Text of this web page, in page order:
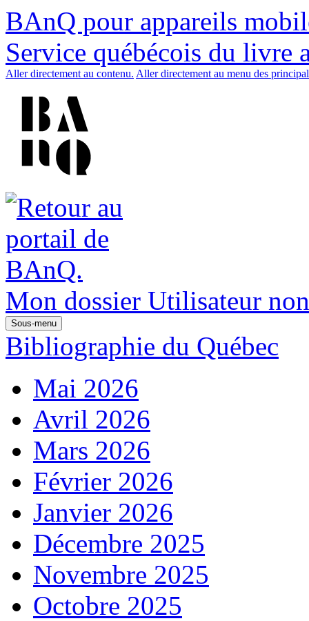
BAnQ pour appareils
Service québécois du livre
Aller directement au contenu. Aller directement au menu des
Mon dossier Utilisateur
Sous-menu
Bibliographie du Québec
Mai 2026
Avril 2026
Mars 2026
Février 2026
Janvier 2026
Décembre 2025
Novembre 2025
Octobre 2025